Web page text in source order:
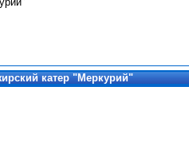
катер "Меркурий"